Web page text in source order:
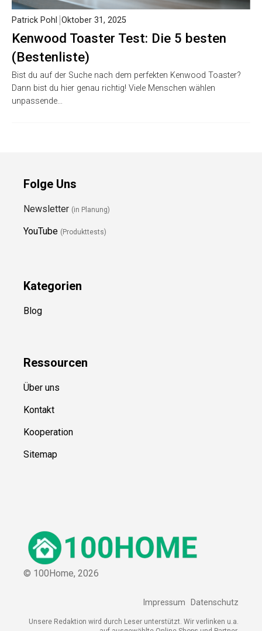
Kenwood Toaster Test: Die 5 besten
(Bestenliste)
Patrick Pohl Oktober 31, 2025
Bist du auf der Suche nach dem perfekten Kenwood Toaster?
Dann bist du hier genau richtig! Viele Menschen wählen
unpassende…
Folge Uns
Newsletter (in Planung)
YouTube (Produkttests)
Kategorien
Blog
Ressourcen
Über uns
Kontakt
Kooperation
Sitemap
© 100Home, 2026
Impressum Datenschutz
Unsere Redaktion wird durch Leser unterstützt. Wir verlinken u.a.